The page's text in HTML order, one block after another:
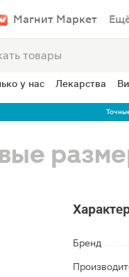
Магнит Маркет
у нас Лекарства
Бренд